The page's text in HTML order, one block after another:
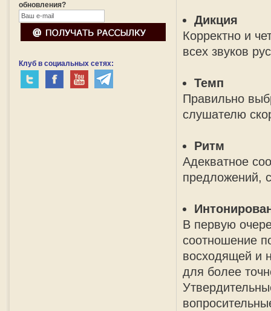
обновления?
Клуб в социальных сетях:
Дикция
Корректно и
всех звуков
Темп
Правильно
слушателю
Ритм
Адекватное
предложений,
В первую
соотношение
восходящей и
для более